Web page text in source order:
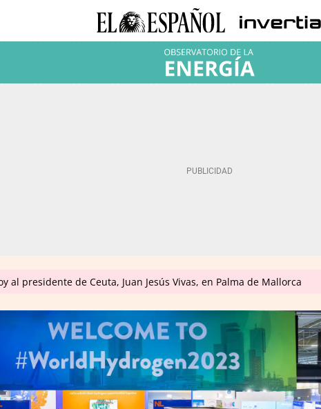
al presidente de Ceuta, Juan Jesús Vivas, en Palma de Mallorca